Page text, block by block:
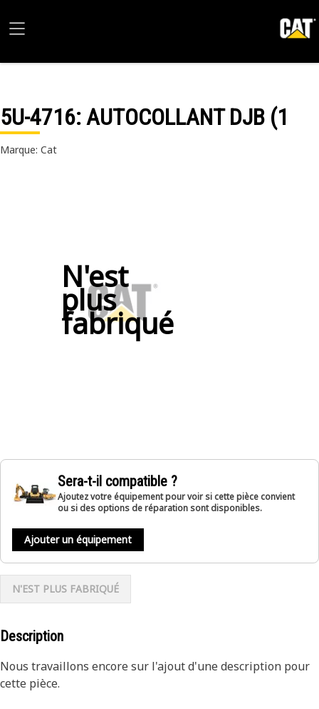
5U-4716: AUTOCOLLANT DJB (1
Marque: Cat
N'est
plus
fabriqué
Sera-t-il compatible ?
Ajoutez votre équipement pour voir si cette pièce convient
ou si des options de réparation sont disponibles.
Ajouter un équipement
N'EST PLUS FABRIQUÉ
Description
Nous travaillons encore sur l'ajout d'une description pour
cette pièce.